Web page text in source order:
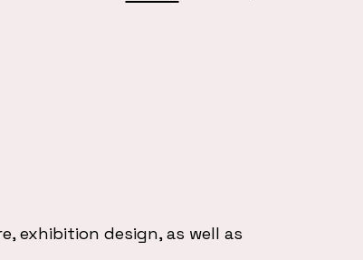
exhibition design, as well as